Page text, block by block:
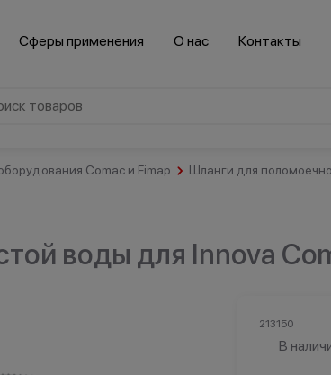
Сферы применения О нас Контакты
Comac и Fimap Шланги для
воды для Innova
213150
В
бизнес